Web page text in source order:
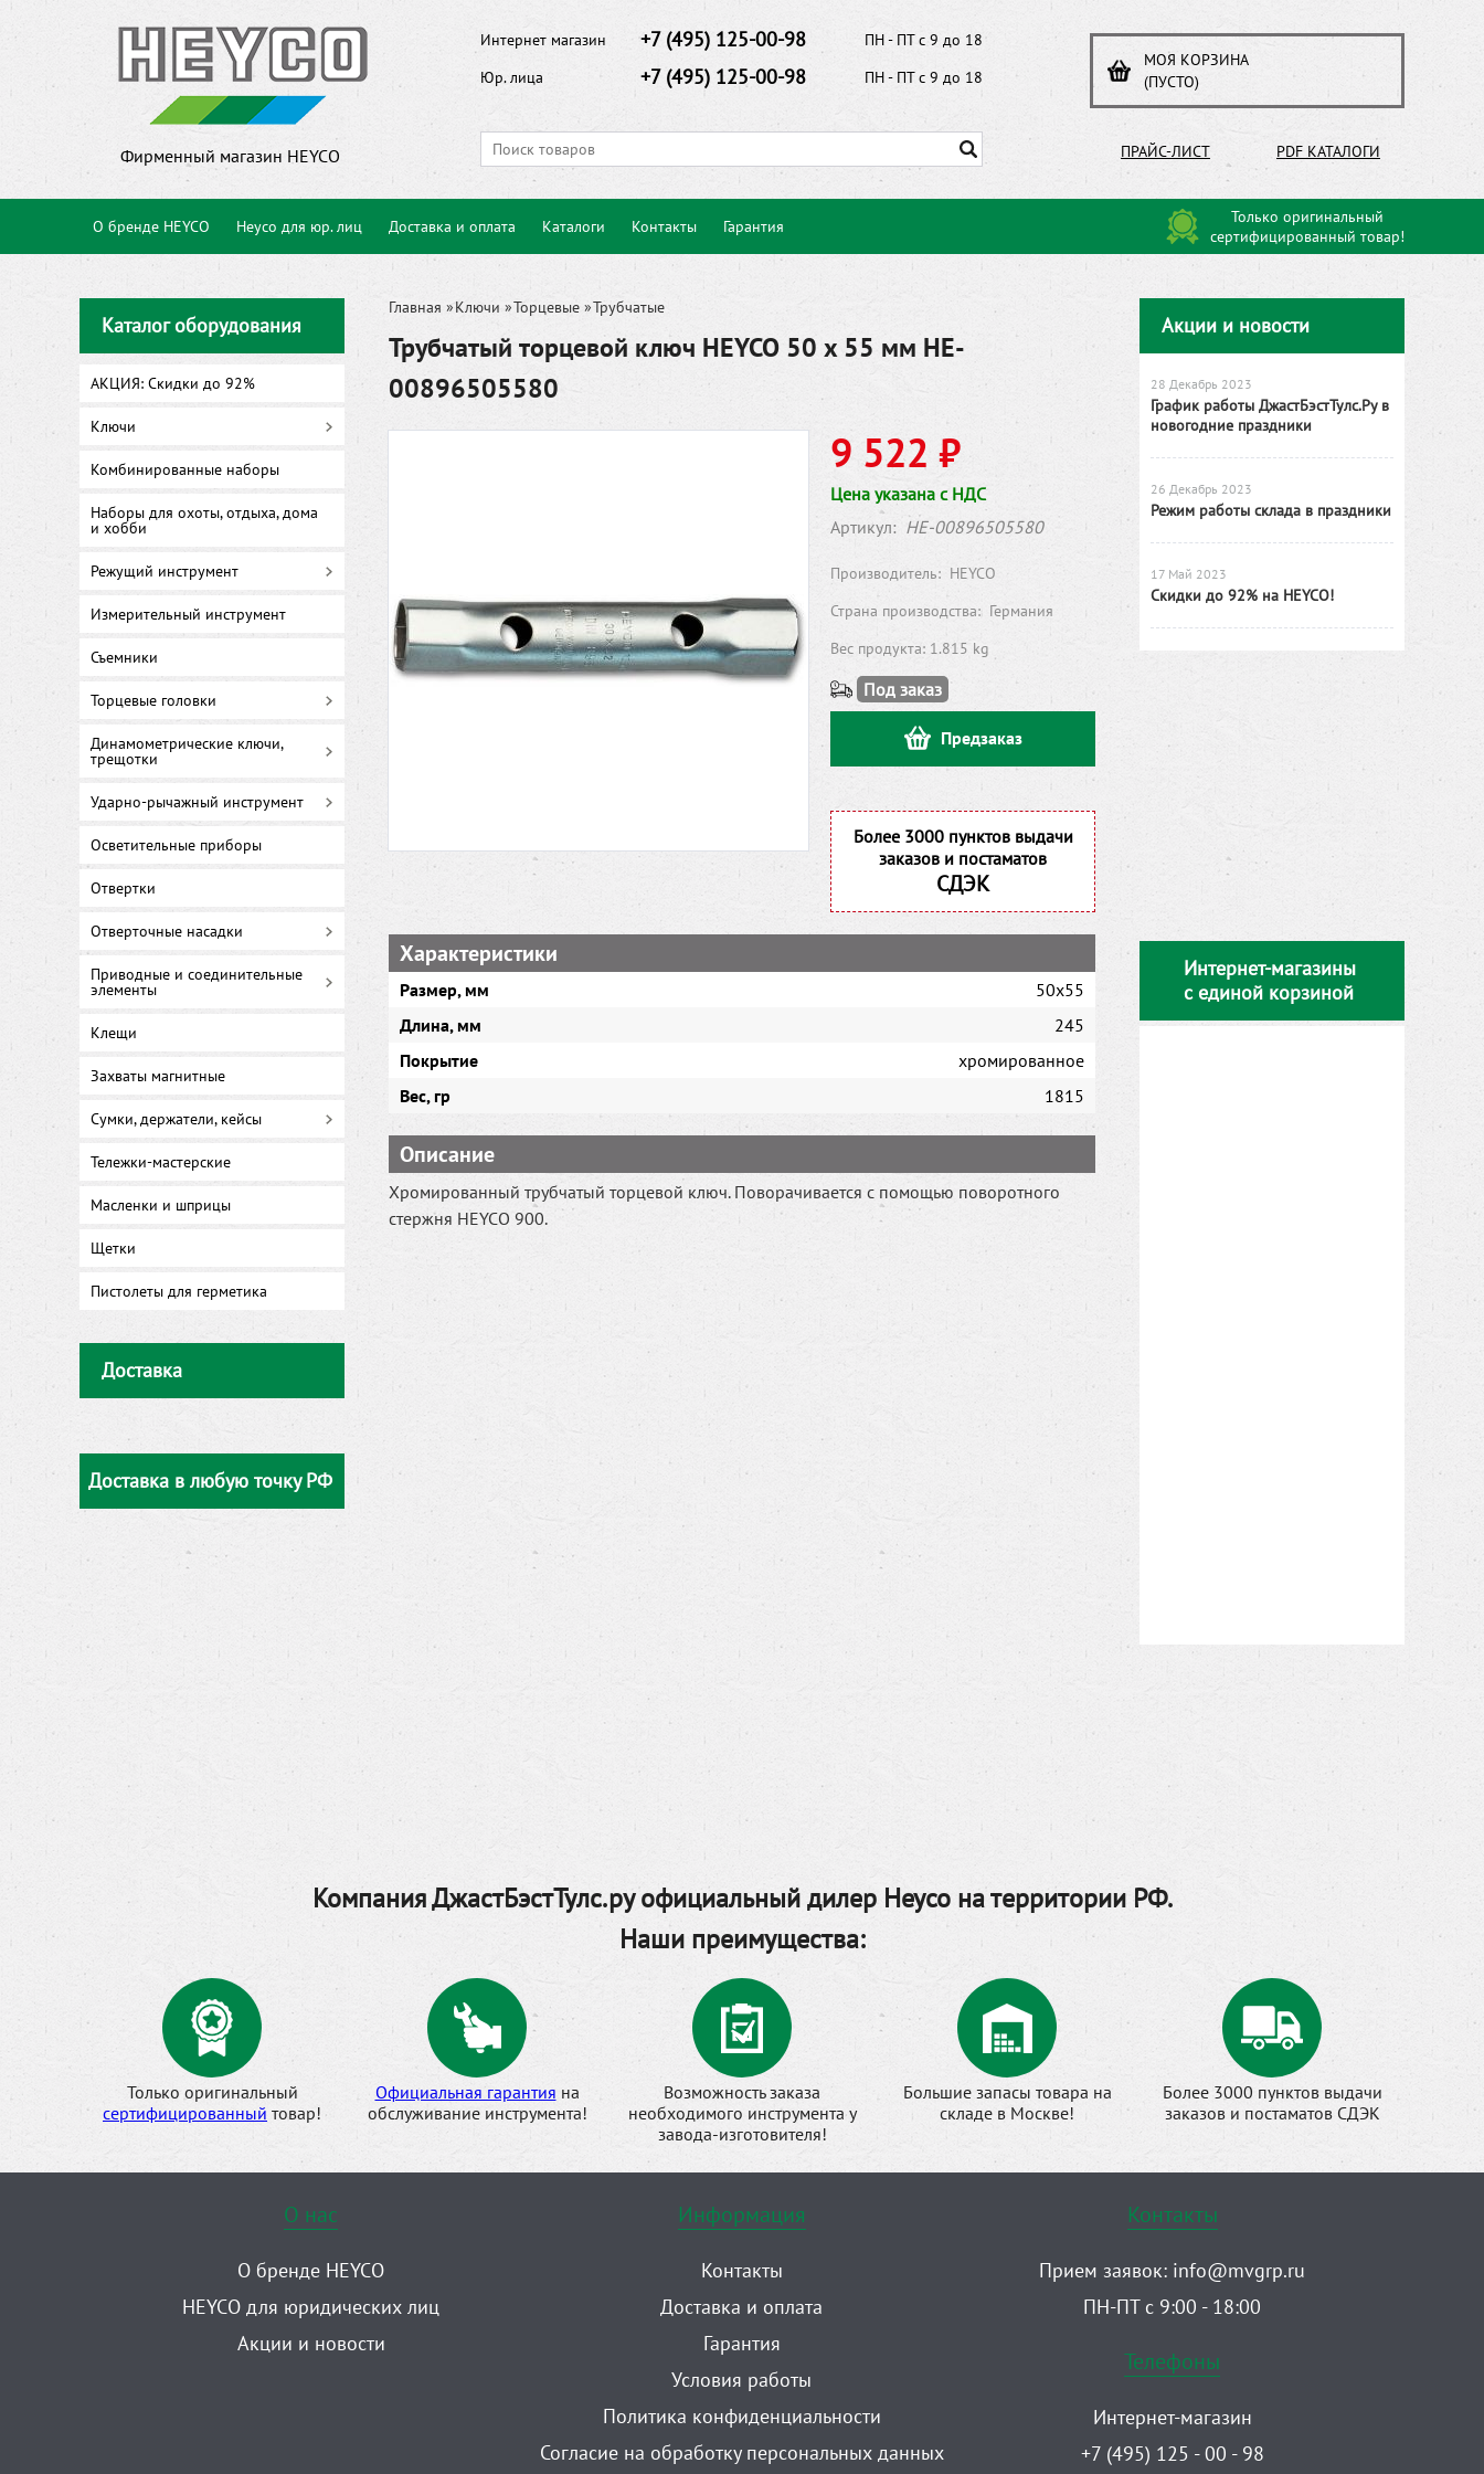
Фирменный магазин HEYCO
Интернет магазин +7 (495) 125-00-98
ПН - ПТ с 9 до 18
Юр. лица
+7 (495) 125-00-98 ПН - ПТ с 9 до 18
МОЯ КОРЗИНА
(ПУСТО)
ПРАЙС-ЛИСТ PDF КАТАЛОГИ
О бренде HEYCO Heyco для юр. лиц Доставка и оплата Каталоги Контакты Гарантия
Только оригинальный
сертифицированный товар!
Каталог оборудования
АКЦИЯ: Скидки до 92%
Ключи
Комбинированные наборы
Наборы для охоты, отдыха, дома
и хобби
Режущий инструмент
Измерительный инструмент
Съемники
Торцевые головки
Динамометрические ключи,
трещотки
Ударно-рычажный инструмент
Осветительные приборы
Отвертки
Отверточные насадки
Приводные и соединительные
элементы
Клещи
Захваты магнитные
Сумки, держатели, кейсы
Тележки-мастерские
Масленки и шприцы
Щетки
Пистолеты для герметика
Доставка
Доставка в любую точку РФ
Главная »Ключи »Торцевые »Трубчатые
Трубчатый торцевой ключ HEYCO 50 x 55 мм HE-
00896505580
9 522 ₽
Цена указана с НДС
Артикул: HE-00896505580
Производитель: HEYCO
Страна производства: Германия
Вес продукта: 1.815 kg
Под заказ
Предзаказ
Более 3000 пунктов выдачи
заказов и постаматов
СДЭК
Характеристики
Размер, мм
50x55
Длина, мм
245
Покрытие
хромированное
Вес, гр
1815
Описание
Хромированный трубчатый торцевой ключ. Поворачивается с помощью поворотного
стержня HEYCO 900.
Акции и новости
28 Декабрь 2023
График работы ДжастБэстТулс.Ру в
новогодние праздники
26 Декабрь 2023
Режим работы склада в праздники
17 Май 2023
Скидки до 92% на HEYCO!
Интернет-магазины
с единой корзиной
Компания ДжастБэстТулс.ру официальный дилер Heyco на территории РФ.
Наши преимущества:
Только оригинальный
сертифицированный товар!
Официальная гарантия на
обслуживание инструмента!
Возможность заказа
необходимого инструмента у
завода-изготовителя!
Большие запасы товара на
складе в Москве!
Более 3000 пунктов выдачи
заказов и постаматов СДЭК
О нас
О бренде HEYCO
HEYCO для юридических лиц
Акции и новости
Информация
Контакты
Доставка и оплата
Гарантия
Условия работы
Политика конфиденциальности
Согласие на обработку персональных данных
Контакты
Прием заявок: info@mvgrp.ru
ПН-ПТ с 9:00 - 18:00
Телефоны
Интернет-магазин
+7 (495) 125 - 00 - 98